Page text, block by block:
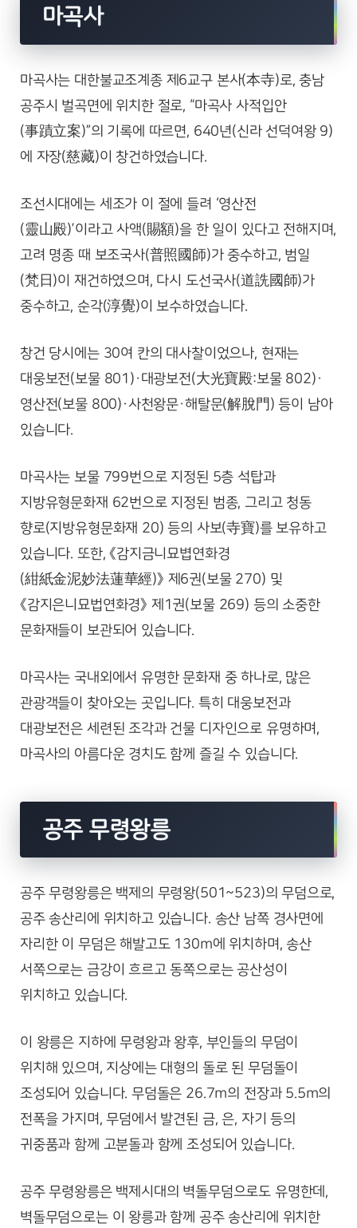
마곡사
마곡사는 대한불교조계종 제6교구 본사(本寺)로, 충남
공주시 벌곡면에 위치한 절로, “마곡사 사적입안
(事蹟立案)”의 기록에 따르면, 640년(신라 선덕여왕 9)
에 자장(慈藏)이 창건하였습니다.
조선시대에는 세조가 이 절에 들려 ‘영산전
(靈山殿)’이라고 사액(賜額)을 한 일이 있다고 전해지며,
고려 명종 때 보조국사(普照國師)가 중수하고, 범일
(梵日)이 재건하였으며, 다시 도선국사(道詵國師)가
중수하고, 순각(淳覺)이 보수하였습니다.
창건 당시에는 30여 칸의 대사찰이었으나, 현재는
대웅보전(보물 801)·대광보전(大光寶殿:보물 802)·
영산전(보물 800)·사천왕문·해탈문(解脫門) 등이 남아
있습니다.
마곡사는 보물 799번으로 지정된 5층 석탑과
지방유형문화재 62번으로 지정된 범종, 그리고 청동
향로(지방유형문화재 20) 등의 사보(寺寶)를 보유하고
있습니다. 또한, 《감지금니묘볍연화경
(紺紙金泥妙法蓮華經)》 제6권(보물 270) 및
《감지은니묘법연화경》 제1권(보물 269) 등의 소중한
문화재들이 보관되어 있습니다.
마곡사는 국내외에서 유명한 문화재 중 하나로, 많은
관광객들이 찾아오는 곳입니다. 특히 대웅보전과
대광보전은 세련된 조각과 건물 디자인으로 유명하며,
마곡사의 아름다운 경치도 함께 즐길 수 있습니다.
공주 무령왕릉
공주 무령왕릉은 백제의 무령왕(501~523)의 무덤으로,
공주 송산리에 위치하고 있습니다. 송산 남쪽 경사면에
자리한 이 무덤은 해발고도 130m에 위치하며, 송산
서쪽으로는 금강이 흐르고 동쪽으로는 공산성이
위치하고 있습니다.
이 왕릉은 지하에 무령왕과 왕후, 부인들의 무덤이
위치해 있으며, 지상에는 대형의 돌로 된 무덤돌이
조성되어 있습니다. 무덤돌은 26.7m의 전장과 5.5m의
전폭을 가지며, 무덤에서 발견된 금, 은, 자기 등의
귀중품과 함께 고분돌과 함께 조성되어 있습니다.
공주 무령왕릉은 백제시대의 벽돌무덤으로도 유명한데,
벽돌무덤으로는 이 왕릉과 함께 공주 송산리에 위치한